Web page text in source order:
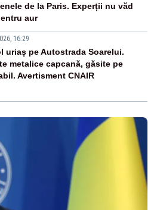
de la Paris. Experții nu văd
aur
16:29
uriaș pe Autostrada Soarelui.
metalice capcană, găsite pe
Avertisment CNAIR